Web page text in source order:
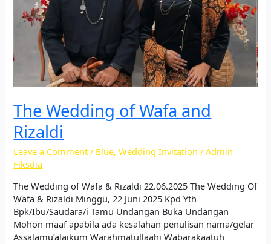
The Wedding of Wafa and
Rizaldi
Leave a Comment / Blue,Wedding Invitation /Admin
Fiksdia
The Wedding of Wafa & Rizaldi 22.06.2025 The Wedding Of
Wafa & Rizaldi Minggu, 22 Juni 2025 Kpd Yth
Bpk/Ibu/Saudara/i Tamu Undangan Buka Undangan
Mohon maaf apabila ada kesalahan penulisan nama/gelar
Assalamu’alaikum Warahmatullaahi Wabarakaatuh